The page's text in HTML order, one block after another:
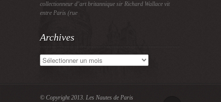
collectionneur d’art britannique sir Richard Wallace vit
entre Paris (rue
Archives
Archives
© Copyright 2013. Les Nautes de Paris